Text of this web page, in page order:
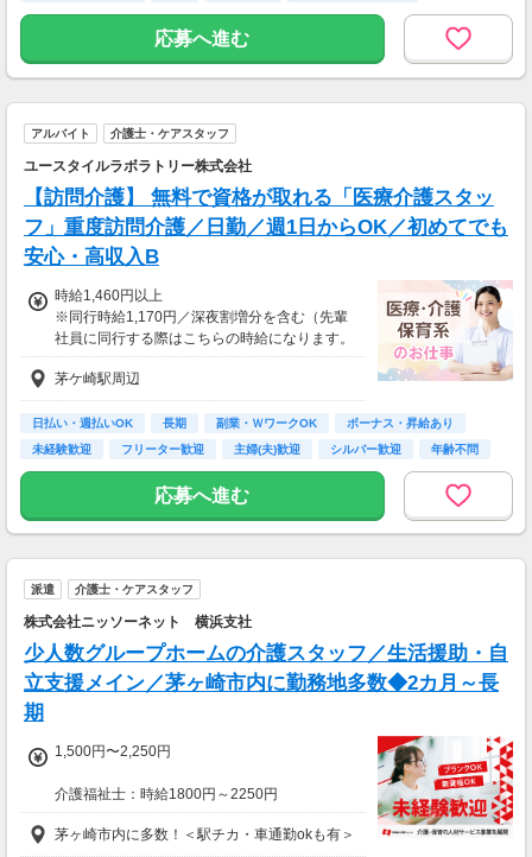
※資格手当あり（時給50円～UP/資格の種類に
よって異なる）
支払方法：週払い
※週払いOK（規定あり）
→金曜日締め最短翌週火曜日にお給料GET♪
（稼働開始時は手続き完了次第となります）
交通費：別途全額支給
※車・バイク通勤に関して施設により異なる場
合あり（応相談）
応募へ進む
アルバイト 介護士・ケアスタッフ
ユースタイルラボラトリー株式会社
【訪問介護】 無料で資格が取れる「医療介護スタッ
フ」重度訪問介護／日勤／週1日からOK／初めてでも
安心・高収入B
時給1,460円以上
※同行時給1,170円／深夜割増分を含む（先輩
社員に同行する際はこちらの時給になります。
入社後早い方で2週間で独り立ちも可能。）
※交通費一部支給（既定あり）
【収入例】
週1回勤務の場合：1,460円×8時間×4回=4万6,7
週3回勤務の場合：1,460円×8時間×12回=14万
0,160円
3,600円
茅ケ崎駅周辺
日払い・週払いOK 長期 副業・ＷワークOK
ボーナス・昇給あり
未経験歓迎
フリーター歓迎 主婦(夫)歓迎 シルバー歓迎 年齢不問
応募へ進む
派遣 介護士・ケアスタッフ
株式会社ニッソーネット 横浜支社
少人数グループホームの介護スタッフ／生活援助・自
立支援メイン／茅ヶ崎市内に勤務地多数◆2カ月～長
期
1,500円〜2,250円
介護福祉士：時給1800円～2250円
初任者以上：時給1600円～2000円
無資格の方：時給1500円～1875円
茅ヶ崎市内に多数！＜駅チカ・車通勤okも有＞